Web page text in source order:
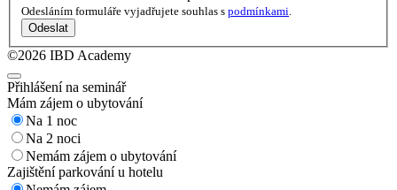
Odesláním formuláře vyjadřujete souhlas s podmínkami
Odeslat
©2026 IBD Academy
Přihlášení na seminář
Mám zájem o ubytování
Na 1 noc
Na 2 noci
Nemám zájem o ubytování
Zajištění parkování u hotelu